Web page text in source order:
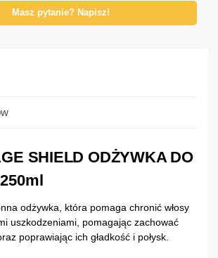
Masz pytanie? Napisz!
SHIELD ODŻYWKA DO
odżywka, która pomaga chronić włosy
uszkodzeniami, pomagając zachować
poprawiając ich gładkość i połysk.